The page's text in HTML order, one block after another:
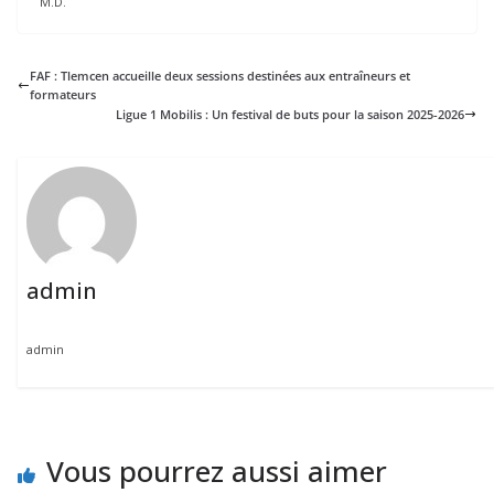
FAF : Tlemcen accueille deux sessions destinées aux entraîneurs et
formateurs
Ligue 1 Mobilis : Un festival de buts pour la saison 2025-2026
admin
admin
Vous pourrez aussi aimer